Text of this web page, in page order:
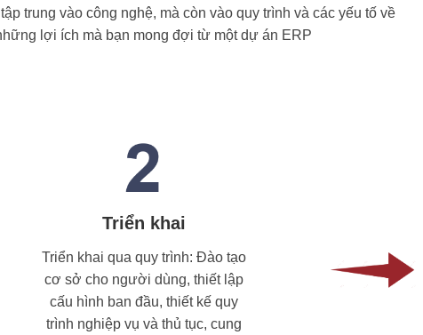
trung vào công nghệ, mà còn vào quy trình và các yếu tố về
lợi ích mà bạn mong đợi từ một dự án ERP
Triển khai
Triển khai qua quy trình: Đào tạo
cơ sở cho người dùng, thiết lập
cấu hình ban đầu, thiết kế quy
trình nghiệp vụ và thủ tục, cung